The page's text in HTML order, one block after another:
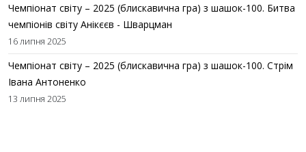
Чемпіонат світу – 2025 (блискавична гра) з шашок-100. Битва
чемпіонів світу Анікєєв - Шварцман
16 липня 2025
Чемпіонат світу – 2025 (блискавична гра) з шашок-100. Стрім
Івана Антоненко
13 липня 2025